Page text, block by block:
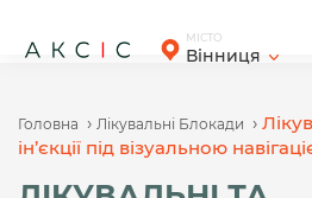
content
МІСТО
Вінниця
Головна › Лікувальні Блокади ›
ін’єкції під візуальною